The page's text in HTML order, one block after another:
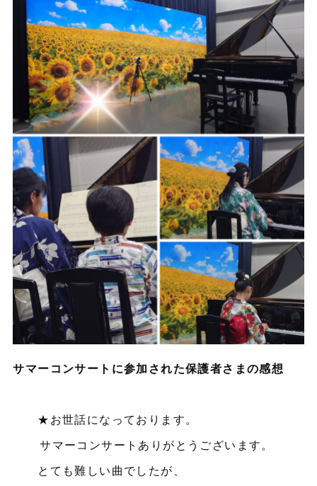
サマーコンサートに参加された保護者さまの感想
★お世話になっております。
サマーコンサートありがとうございます。
とても難しい曲でしたが、